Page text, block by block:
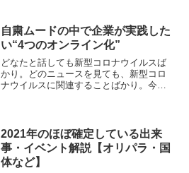
末年始はきっちり意識もわかれていたよ
うに思いますが、今は...
自粛ムードの中で企業が実践した
い“4つのオンライン化”
どなたと話しても新型コロナウイルスば
かり。どのニュースを見ても、新型コロ
ナウイルスに関連することばかり。今ま
不安になってしまいます。...
2021年のほぼ確定している出来
事・イベント解説【オリパラ・国
体など】